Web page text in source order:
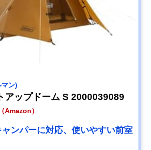
ン)
アップドーム S 2000039089
Amazon）
ンパーに対応、使いやすい前室